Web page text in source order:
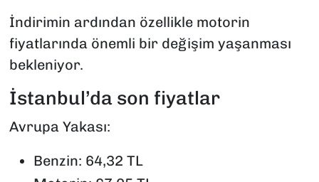
İndirimin ardından özellikle motorin
fiyatlarında önemli bir değişim yaşanması
bekleniyor.
İstanbul’da son fiyatlar
Avrupa Yakası:
Benzin: 64,32 TL